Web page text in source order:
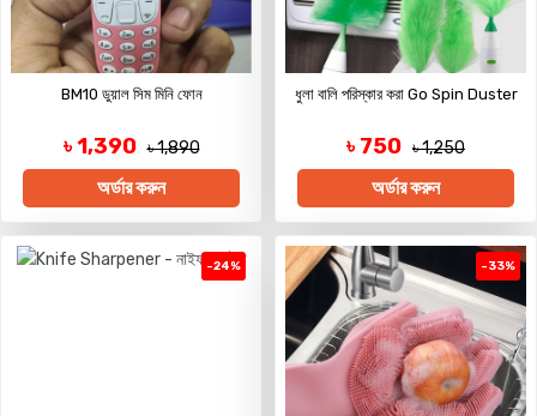
BM10 ডুয়াল সিম মিনি ফোন
৳ 1,390 ৳ 1,890
অর্ডার করুন
ধুলা বালি পরিস্কার করা Go Spin Duster
৳ 750 ৳ 1,250
অর্ডার করুন
-24% -33%